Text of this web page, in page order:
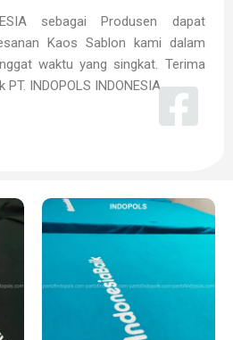
sebagai Produsen dapat
Kaos Sablon kami dalam
waktu yang singkat. Terima
INDOPOLS INDONESIA